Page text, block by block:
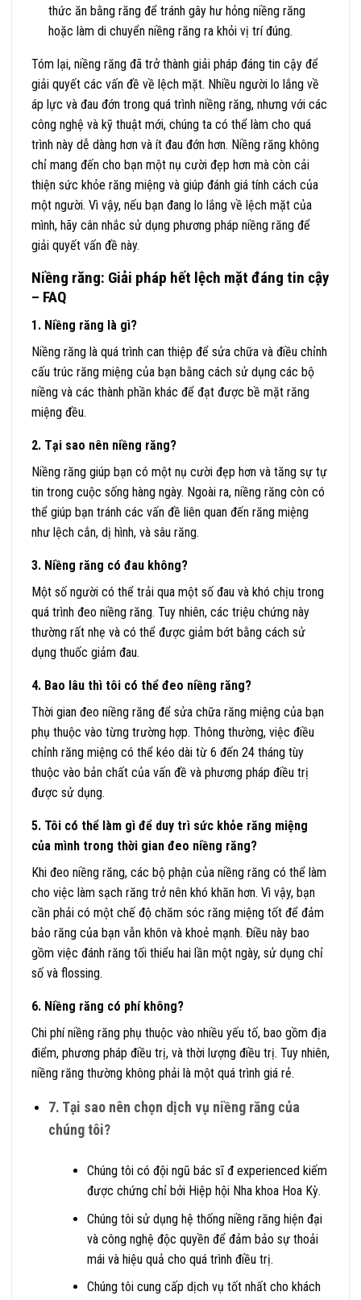
thức ăn bằng răng để tránh gây hư hỏng niềng răng
hoặc làm di chuyển niềng răng ra khỏi vị trí đúng.
Tóm lại, niềng răng đã trở thành giải pháp đáng tin cậy để
giải quyết các vấn đề về lệch mặt. Nhiều người lo lắng về
áp lực và đau đớn trong quá trình niềng răng, nhưng với các
công nghệ và kỹ thuật mới, chúng ta có thể làm cho quá
trình này dễ dàng hơn và ít đau đớn hơn. Niềng răng không
chỉ mang đến cho bạn một nụ cười đẹp hơn mà còn cải
thiện sức khỏe răng miệng và giúp đánh giá tính cách của
một người. Vì vậy, nếu bạn đang lo lắng về lệch mặt của
mình, hãy cân nhắc sử dụng phương pháp niềng răng để
giải quyết vấn đề này.
Niềng răng: Giải pháp hết lệch mặt đáng tin cậy
– FAQ
1. Niềng răng là gì?
Niềng răng là quá trình can thiệp để sửa chữa và điều chỉnh
cấu trúc răng miệng của bạn bằng cách sử dụng các bộ
niềng và các thành phần khác để đạt được bề mặt răng
miệng đều.
2. Tại sao nên niềng răng?
Niềng răng giúp bạn có một nụ cười đẹp hơn và tăng sự tự
tin trong cuộc sống hàng ngày. Ngoài ra, niềng răng còn có
thể giúp bạn tránh các vấn đề liên quan đến răng miệng
như lệch cắn, dị hình, và sâu răng.
3. Niềng răng có đau không?
Một số người có thể trải qua một số đau và khó chịu trong
quá trình đeo niềng răng. Tuy nhiên, các triệu chứng này
thường rất nhẹ và có thể được giảm bớt bằng cách sử
dụng thuốc giảm đau.
4. Bao lâu thì tôi có thể đeo niềng răng?
Thời gian đeo niềng răng để sửa chữa răng miệng của bạn
phụ thuộc vào từng trường hợp. Thông thường, việc điều
chỉnh răng miệng có thể kéo dài từ 6 đến 24 tháng tùy
thuộc vào bản chất của vấn đề và phương pháp điều trị
được sử dụng.
5. Tôi có thể làm gì để duy trì sức khỏe răng miệng
của mình trong thời gian đeo niềng răng?
Khi đeo niềng răng, các bộ phận của niềng răng có thể làm
cho việc làm sạch răng trở nên khó khăn hơn. Vì vậy, bạn
cần phải có một chế độ chăm sóc răng miệng tốt để đảm
bảo răng của bạn vẫn khôn và khoẻ mạnh. Điều này bao
gồm việc đánh răng tối thiểu hai lần một ngày, sử dụng chỉ
số và flossing.
6. Niềng răng có phí không?
Chi phí niềng răng phụ thuộc vào nhiều yếu tố, bao gồm địa
điểm, phương pháp điều trị, và thời lượng điều trị. Tuy nhiên,
niềng răng thường không phải là một quá trình giá rẻ.
7. Tại sao nên chọn dịch vụ niềng răng của
chúng tôi?
Chúng tôi có đội ngũ bác sĩ đ experienced kiếm
được chứng chỉ bởi Hiệp hội Nha khoa Hoa Kỳ.
Chúng tôi sử dụng hệ thống niềng răng hiện đại
và công nghệ độc quyền để đảm bảo sự thoải
mái và hiệu quả cho quá trình điều trị.
Chúng tôi cung cấp dịch vụ tốt nhất cho khách